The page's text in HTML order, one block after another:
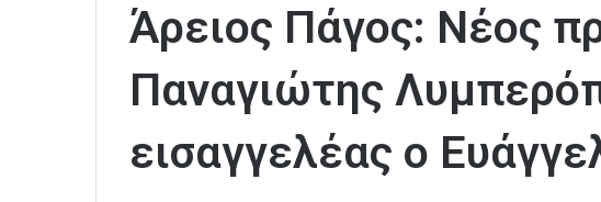
Άρειος Πάγος: Νέος
Παναγιώτης
εισαγγελέας ο